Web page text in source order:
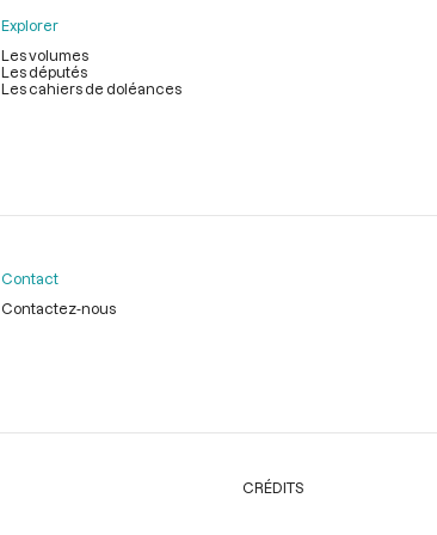
Explorer
Les volumes
Les députés
Les cahiers de doléances
Contact
Contactez-nous
CRÉDITS